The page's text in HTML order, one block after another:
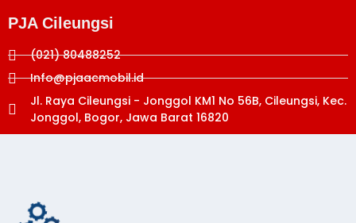
PJA Cileungsi
(021) 80488252
Info@pjaacmobil.id
Jl. Raya Cileungsi - Jonggol KM1 No 56B, Cileungsi, Kec.
Jonggol, Bogor, Jawa Barat 16820